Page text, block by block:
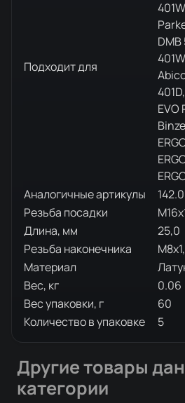
Подходит для
DMB
EVO
Аналогичные артикулы
Резьба посадки
Длина, мм
25,0
Резьба наконечника
Материал
Вес, кг
0.06
Вес упаковки, г
60
Количество в упаковке
5
Другие товары
категории